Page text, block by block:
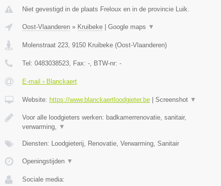
Niet gevestigd in de plaats Freloux en in de provincie Luik.
Oost-Vlaanderen » Kruibeke Google maps ▼
Molenstraat 223 9150 Kruibeke (Oost-Vlaanderen)
Tel: 0483038523 , Fax: - , BTW-nr: -
E-mail › Blanckaert
Website: https://www.blanckaertloodgieter.be Screenshot ▼
Voor alle loodgieters werken: badkamerrenovatie, sanitair,
verwarming,
▼
Diensten: Loodgieterij, Renovatie, Verwarming, Sanitair
Openingstijden ▼
Sociale media: